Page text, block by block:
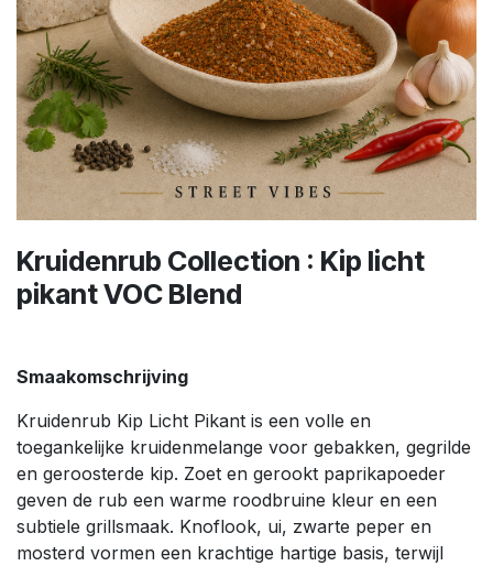
Kruidenrub Collection : Kip licht
pikant VOC Blend
Smaakomschrijving
Kruidenrub Kip Licht Pikant is een volle en
toegankelijke kruidenmelange voor gebakken, gegrilde
en geroosterde kip. Zoet en gerookt paprikapoeder
geven de rub een warme roodbruine kleur en een
subtiele grillsmaak. Knoflook, ui, zwarte peper en
mosterd vormen een krachtige hartige basis, terwijl